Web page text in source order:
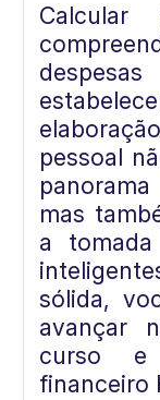
Calcular
pessoal
mas
a
sólida,
avançar
curso e
financeiro